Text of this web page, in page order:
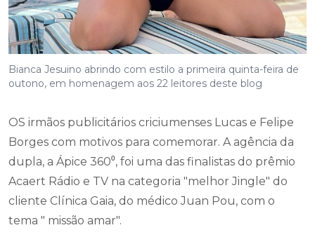
Bianca Jesuino abrindo com estilo a primeira quinta-feira de
outono, em homenagem aos 22 leitores deste blog
OS irmãos publicitários criciumenses Lucas e Felipe
dupla, a Ápice 360⁰, foi uma das finalistas do prêmio
Acaert Rádio e TV na categoria "melhor Jingle" do
cliente Clínica Gaia, do médico Juan Pou, com o
tema " missão amar".